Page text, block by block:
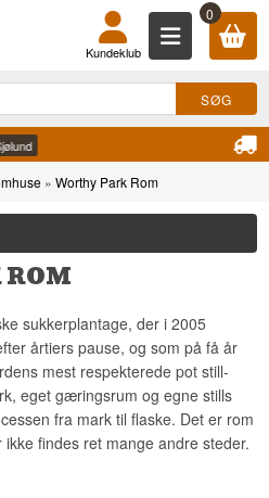
0
Kundeklub
»Worthy Park Rom
sukkerplantage, der i 2005
årtiers pause, og som på få år
mest respekterede pot still-
eget gæringsrum og egne stills
fra mark til flaske. Det er rom
findes ret mange andre steder.